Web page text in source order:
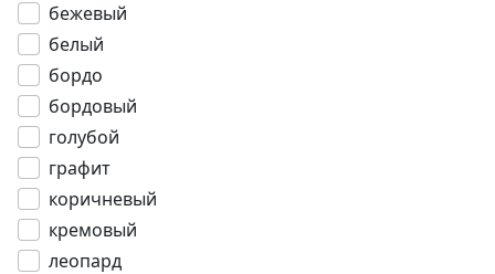
бежевый
белый
бордо
бордовый
голубой
графит
коричневый
кремовый
леопард